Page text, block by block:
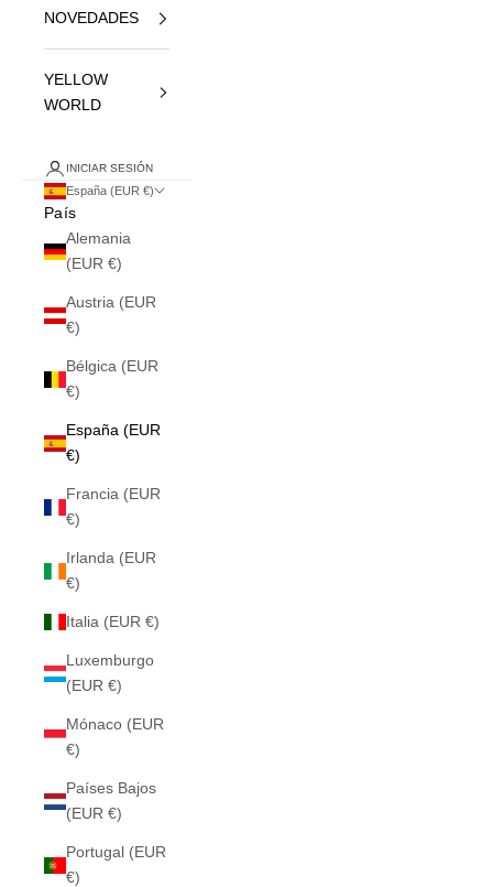
NOVEDADES
YELLOW
WORLD
INICIAR SESIÓN
España (EUR €)
País
Alemania
(EUR €)
Austria (EUR
€)
Bélgica (EUR
€)
España (EUR
€)
Francia (EUR
€)
Irlanda (EUR
€)
Italia (EUR €)
Luxemburgo
(EUR €)
Mónaco (EUR
€)
Países Bajos
(EUR €)
Portugal (EUR
€)